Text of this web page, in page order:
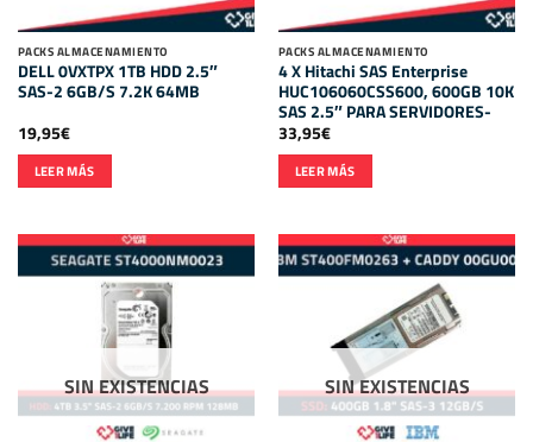
PACKS ALMACENAMIENTO
DELL 0VXTPX 1TB HDD 2.5″
SAS-2 6GB/S 7.2K 64MB
19,95€
LEER MÁS
PACKS ALMACENAMIENTO
4 X Hitachi SAS Enterprise
HUC106060CSS600, 600GB 10K
SAS 2.5″ PARA SERVIDORES-
33,95€
LEER MÁS
SIN EXISTENCIAS SIN EXISTENCIAS